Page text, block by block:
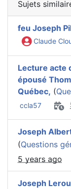
Sujets
feu Joseph
Claude
Lecture acte
épousé
Québec, (
ccla57
Joseph
(Questions
5 years ago
Joseph